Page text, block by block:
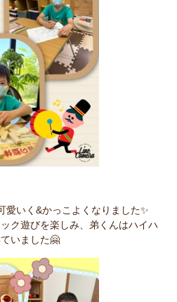
愛いく&かっこよくなりました✨
ク遊びを楽しみ、弟くんはハイハ
いました🤗